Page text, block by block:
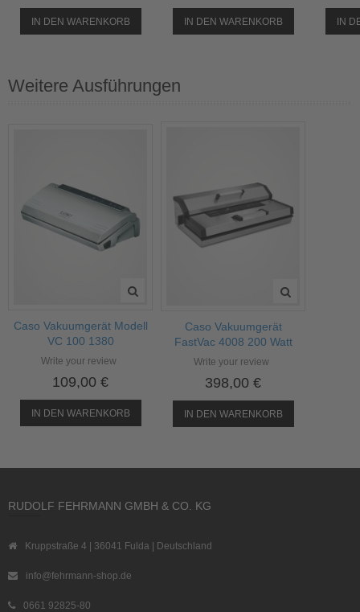
IN DEN WARENKORB IN DEN WARENKORB IN
Weitere Ausführungen
Caso Vakuumgerät Modell
VC 100 1380
Write your review
109,00 €
IN DEN WARENKORB
Caso Vakuumgerät
FastVac 4008 200 Watt
Write your review
398,00 €
IN DEN WARENKORB
RUDOLF FEHRMANN GMBH & CO. KG
Kruppstraße 4 | 36041 Fulda | Deutschland
info@fehrmann-shop.de
0661 92825-80